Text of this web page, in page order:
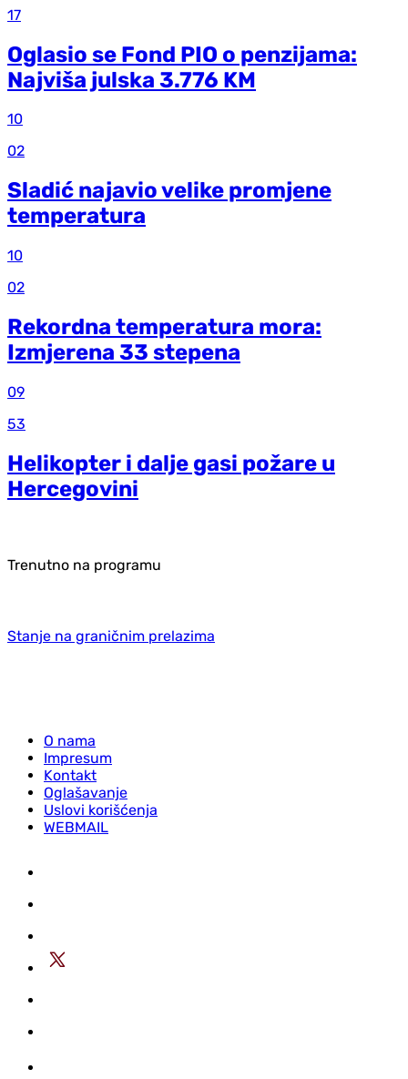
17
Oglasio se Fond PIO o penzijama:
Najviša julska 3.776 KM
10
02
Sladić najavio velike promjene
temperatura
10
02
Rekordna temperatura mora:
Izmjerena 33 stepena
09
53
Helikopter i dalje gasi požare u
Hercegovini
Trenutno na programu
Stanje na graničnim prelazima
O nama
Impresum
Kontakt
Oglašavanje
Uslovi korišćenja
WEBMAIL